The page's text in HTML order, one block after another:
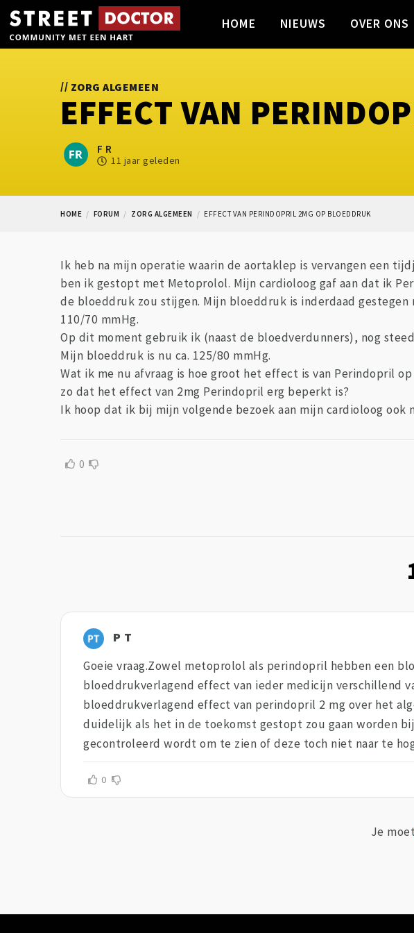
HOME NIEUWS OVER ONS
// ZORG ALGEMEEN
EFFECT VAN
F R
11 jaar geleden
HOME FORUM ZORG ALGEMEEN EFFECT VAN PERINDOPRIL 2MG OP BLOEDDRUK
Ik heb na mijn operatie waarin de aortaklep is vervangen een
ben ik gestopt met Metoprolol. Mijn cardioloog gaf aan dat ik
de bloeddruk zou stijgen. Mijn bloeddruk is inderdaad
110/70 mmHg.
Op dit moment gebruik ik (naast de bloedverdunners), nog
Mijn bloeddruk is nu ca. 125/80 mmHg.
Wat ik me nu afvraag is hoe groot het effect is van Perindopril
zo dat het effect van 2mg Perindopril erg beperkt is?
Ik hoop dat ik bij mijn volgende bezoek aan mijn cardioloog ook
0
P T
Goeie vraag.Zowel metoprolol als perindopril hebben een
bloeddrukverlagend effect van ieder medicijn verschillend
bloeddrukverlagend effect van perindopril 2 mg over het
duidelijk als het in de toekomst gestopt zou gaan worden
gecontroleerd wordt om te zien of deze toch niet naar te
0
Je